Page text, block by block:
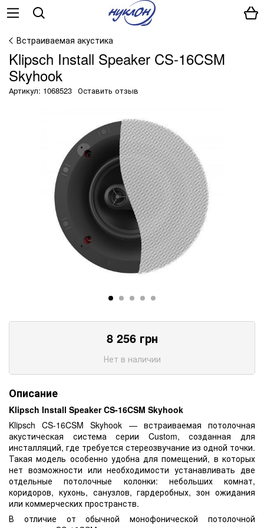
Встраиваемая акустика
Klipsch Install Speaker CS-16CSM
Skyhook
Артикул: 1068523 Оставить отзыв
8 256грн
Нет в наличии
Описание
Klipsch Install Speaker CS-16CSM Skyhook
Klipsch CS-16CSM Skyhook — встраиваемая потолочная
акустическая система серии Custom, созданная для
инсталляций, где требуется стереозвучание из одной точки.
Такая модель особенно удобна для помещений, в которых
нет возможности или необходимости устанавливать две
отдельные потолочные колонки: небольших комнат,
коридоров, кухонь, санузлов, гардеробных, зон ожидания
или коммерческих пространств.
В отличие от обычной монофонической потолочной